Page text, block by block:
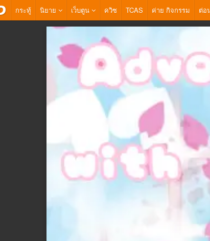
กระทู้ นิยาย เว็บตูน ควิซ TCAS ค่าย กิจกรรม ต่อ